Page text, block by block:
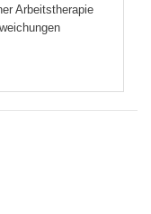
Arbeitstherapie